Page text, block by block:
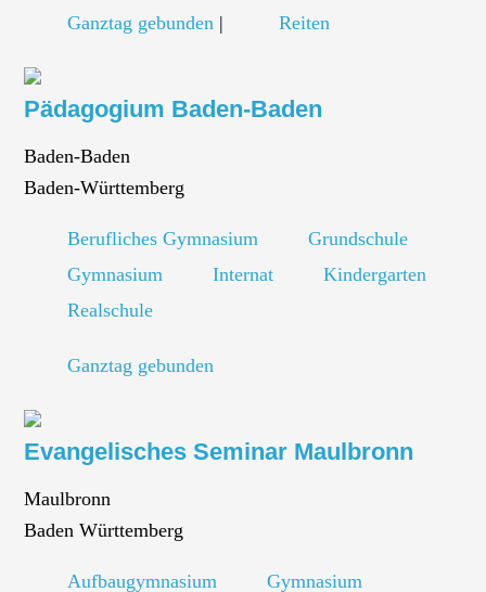
Ganztag gebunden | Reiten
Pädagogium Baden-Baden
Baden-Baden
Baden-Württemberg
Berufliches Gymnasium
Grundschule
Gymnasium
Internat
Kindergarten
Realschule
Ganztag gebunden
Evangelisches Seminar Maulbronn
Maulbronn
Baden Württemberg
Aufbaugymnasium
Gymnasium